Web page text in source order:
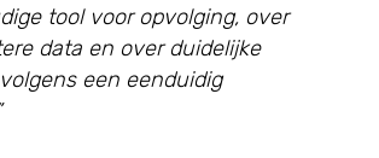
tool voor opvolging, over
data en over duidelijke
een eenduidig